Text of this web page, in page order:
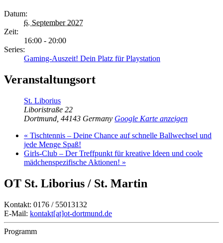
Datum:
6. September 2027
Zeit:
16:00 - 20:00
Series:
Gaming-Auszeit! Dein Platz für Playstation
Veranstaltungsort
St. Liborius
Liboristraße 22
Dortmund 44143 Germany Google Karte anzeigen
« Tischtennis – Deine Chance auf schnelle Ballwechsel und
jede Menge Spaß!
Girls-Club – Der Treffpunkt für kreative Ideen und coole
mädchenspezifische Aktionen! »
OT St. Liborius / St. Martin
Kontakt: 0176 / 55013132
E-Mail: kontakt[at]ot-dortmund.de
Programm